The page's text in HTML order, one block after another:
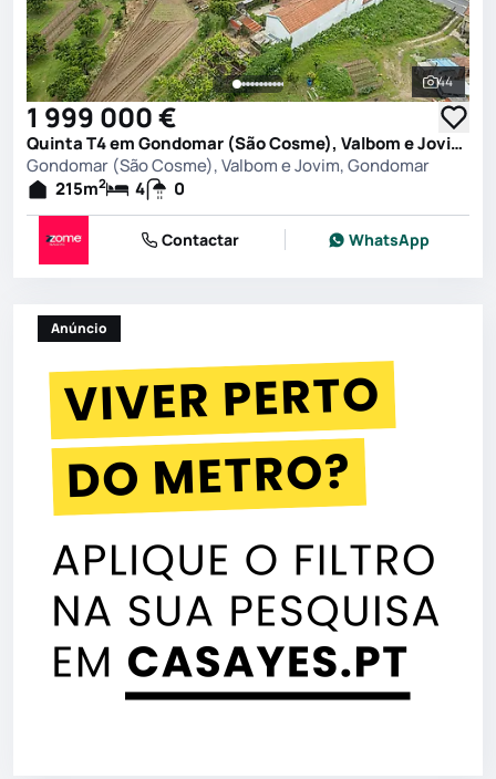
Ver
44
1 999 000 €
Quinta T4 em Gondomar (São Cosme), Valbom e Jovim, Gondomar
Gondomar (São Cosme), Valbom e Jovim, Gondomar
215m2 4 0
Contactar WhatsApp
Anúncio